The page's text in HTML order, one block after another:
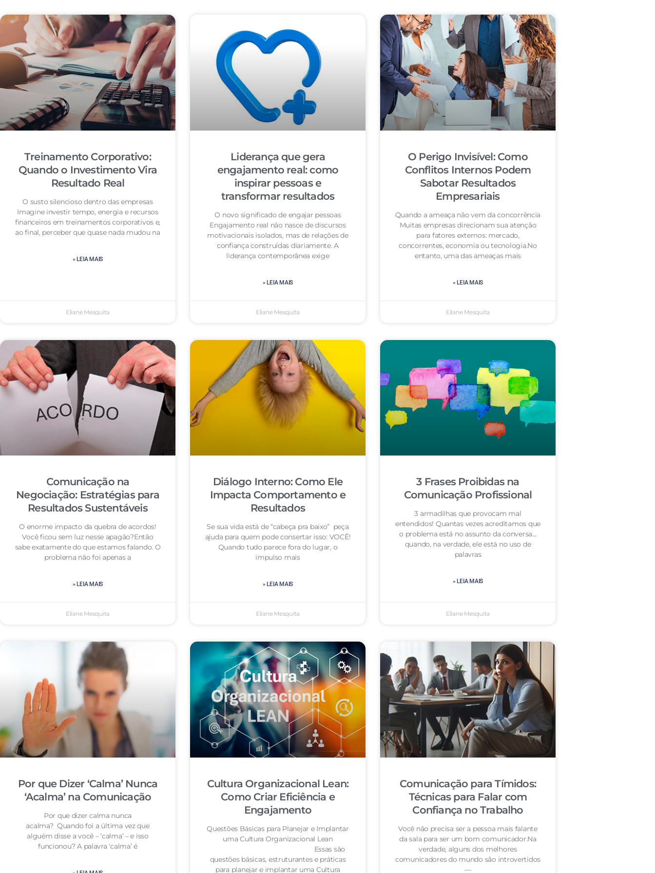
Treinamento Corporativo:
Quando o Investimento Vira
Resultado Real
O susto silencioso dentro das empresas
Imagine investir tempo, energia e recursos
financeiros em treinamentos corporativos e,
ao final, perceber que quase nada mudou na
» LEIA MAIS
Eliane Mesquita
Liderança que gera
engajamento real: como
inspirar pessoas e
transformar resultados
O novo significado de engajar pessoas
Engajamento real não nasce de discursos
motivacionais isolados, mas de relações de
confiança construídas diariamente. A
liderança contemporânea exige
» LEIA MAIS
Eliane Mesquita
O Perigo Invisível: Como
Conflitos Internos Podem
Sabotar Resultados
Empresariais
Quando a ameaça não vem da concorrência
Muitas empresas direcionam sua atenção
para fatores externos: mercado,
concorrentes, economia ou tecnologia.No
entanto, uma das ameaças mais
» LEIA MAIS
Eliane Mesquita
Comunicação na
Negociação: Estratégias para
Resultados Sustentáveis
O enorme impacto da quebra de acordos!
Você ficou sem luz nesse apagão?Então
sabe exatamente do que estamos falando. O
problema não foi apenas a
» LEIA MAIS
Eliane Mesquita
Diálogo Interno: Como Ele
Impacta Comportamento e
Resultados
Se sua vida está de “cabeça pra baixo” peça
ajuda para quem pode consertar isso: VOCÊ!
Quando tudo parece fora do lugar, o
impulso mais
» LEIA MAIS
Eliane Mesquita
3 Frases Proibidas na
Comunicação Profissional
3 armadilhas que provocam mal
entendidos! Quantas vezes acreditamos que
o problema está no assunto da conversa…
quando, na verdade, ele está no uso de
palavras
» LEIA MAIS
Eliane Mesquita
Por que Dizer ‘Calma’ Nunca
‘Acalma’ na Comunicação
Por que dizer calma nunca
acalma? Quando foi a última vez que
alguém disse a você – ‘calma’ – e isso
funcionou? A palavra ‘calma’ é
Cultura Organizacional Lean:
Como Criar Eficiência e
Engajamento
Questões Básicas para Planejar e Implantar
uma Cultura Organizacional Lean
Essas são
questões básicas, estruturantes e práticas
para planejar e implantar uma Cultura
Comunicação para Tímidos:
Técnicas para Falar com
Confiança no Trabalho
Você não precisa ser a pessoa mais falante
da sala para ser um bom comunicador.Na
verdade, alguns dos melhores
comunicadores do mundo são introvertidos
—